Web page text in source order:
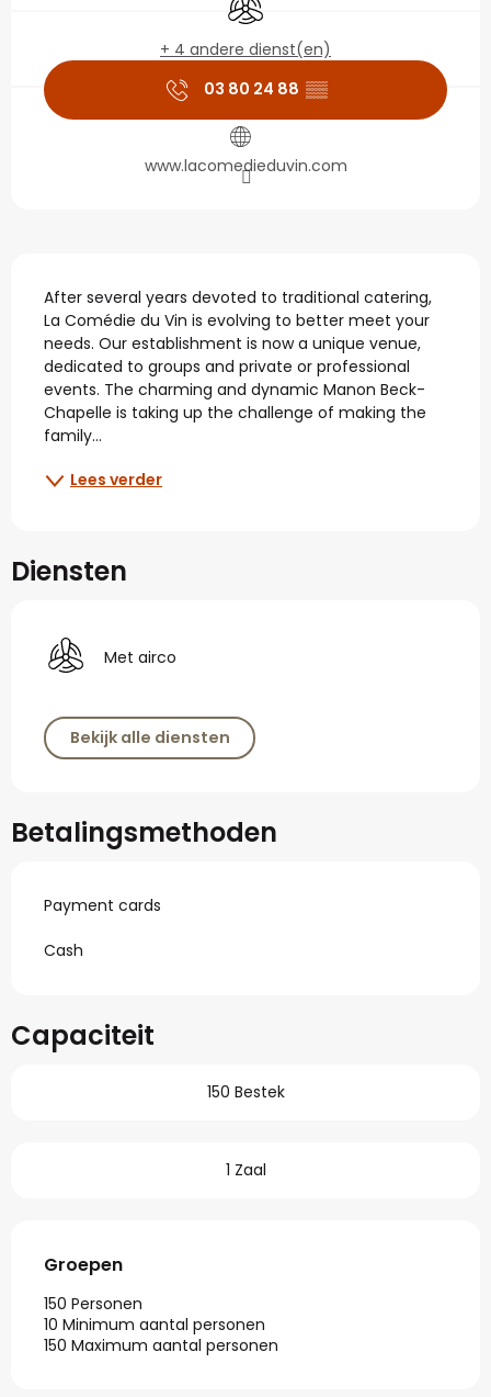
+ 4 andere dienst(en)
03 80 24 88 ▒▒
www.lacomedieduvin.com
Beschrijving
After several years devoted to traditional catering,
La Comédie du Vin is evolving to better meet your
needs. Our establishment is now a unique venue,
dedicated to groups and private or professional
events. The charming and dynamic Manon Beck-
Chapelle is taking up the challenge of making the
family...
Lees verder
Diensten
Met airco
Bekijk alle diensten
Betalingsmethoden
Payment cards
Cash
Capaciteit
150 Bestek
1 Zaal
Groepen
Groepen
150 Personen
10 Minimum aantal personen
150 Maximum aantal personen